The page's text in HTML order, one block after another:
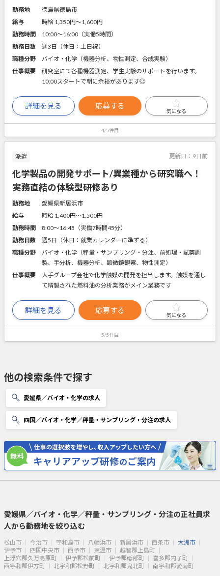
勤務地
徳島県徳島市
給与
時給 1,350円〜1,600円
勤務時間
10:00～16:00（実働5時間）
勤務日数
週3日（休日：土日祝）
職種分野
バイオ・化学（機器分析、物性測定、合成実験）
仕事概要
研究室にて各種機器測定、学生実験のサポートを行います。
10:00スタートで朝に余裕があります◎
詳細を見る 応募する
気になる
4/5件目
派遣 更新日： 9日前
化学製品の開発サポート/異業種から研究職へ！
実務直結の体験型研修あり
勤務地
愛媛県新居浜市
給与
時給 1,400円〜1,500円
勤務時間
8:00～16:45（実働7時間45分）
勤務日数
週5日（休日：就業カレンダーに準ずる）
職種分野
バイオ・化学（秤量・サンプリング・分注、前処理・試薬調
製、手分析、機器分析、顕微鏡観察、物性測定）
仕事概要
大手グループ会社で化学触媒の開発を担当します。触媒を通し
て精製された燃料油の分析業務がメイン業務です
詳細を見る 応募する
気になる
5/5件目
他の検索条件で探す
愛媛県／バイオ・化学の求人
四国／バイオ・化学／秤量・サンプリング・分注の求人
愛媛県／バイオ・化学／秤量・サンプリング・分注の正社員求
人から勤務地を絞り込む
松山市 今治市 宇和島市 八幡浜市 新居浜市 西条市
大洲市
伊予市
四国中央市 西予市 東温市
越智郡上島町
上浮穴郡久万高原町
伊予郡松前町 伊予郡砥部町
喜多郡内子町
西宇和郡伊方町
北宇和郡松野町 北宇和郡鬼北町 南宇和郡愛南町